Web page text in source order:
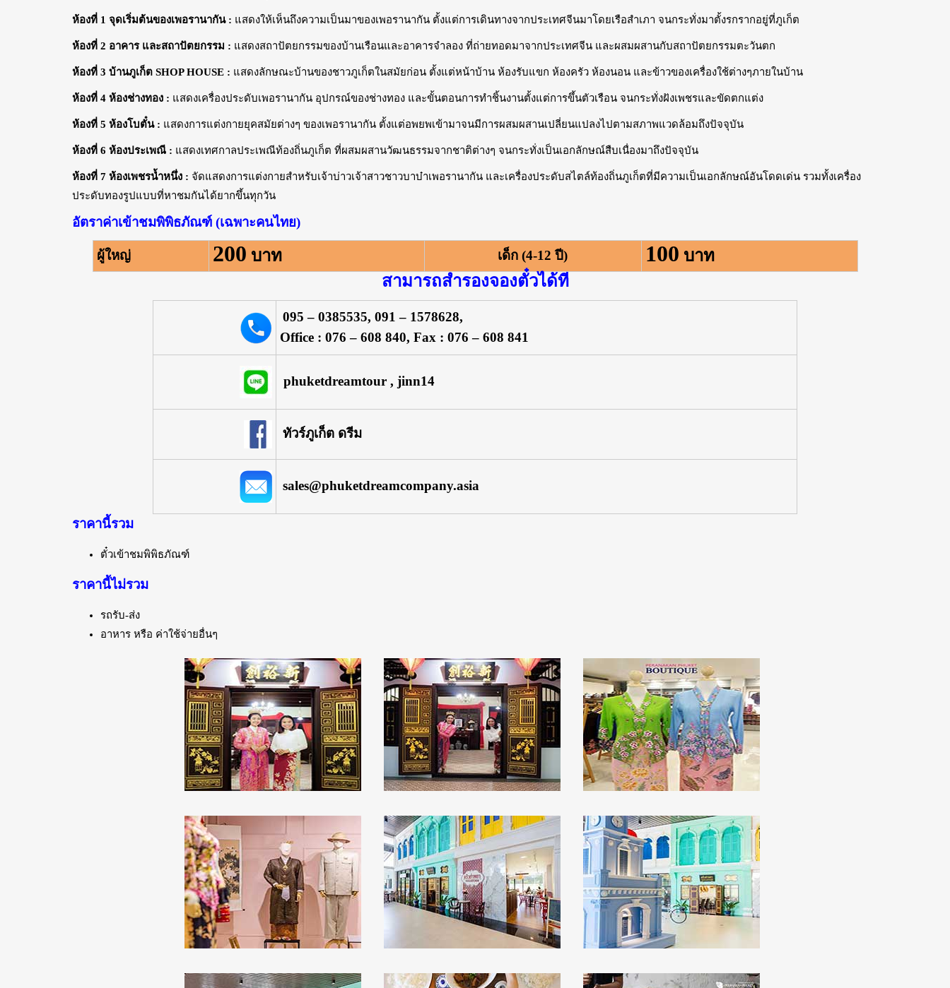
ห้องที่ 1 จุดเริ่มต้นของเพอรานากัน : แสดงให้เห็นถึงความเป็นมาของเพอรานากัน ตั้งแต่การเดินทางจากประเทศจีนมาโดยเรือสำเภา จนกระทั่งมาตั้งรกรากอยู่ที่ภูเก็ต
ห้องที่ 2 อาคาร และสถาปัตยกรรม : แสดงสถาปัตยกรรมของบ้านเรือนและอาคารจำลอง ที่ถ่ายทอดมาจากประเทศจีน และผสมผสานกับสถาปัตยกรรมตะวันตก
ห้องที่ 3 บ้านภูเก็ต SHOP HOUSE : แสดงลักษณะบ้านของชาวภูเก็ตในสมัยก่อน ตั้งแต่หน้าบ้าน ห้องรับแขก ห้องครัว ห้องนอน และข้าวของเครื่องใช้ต่างๆภายในบ้าน
ห้องที่ 4 ห้องช่างทอง : แสดงเครื่องประดับเพอรานากัน อุปกรณ์ของช่างทอง และขั้นตอนการทำชิ้นงานตั้งแต่การขึ้นตัวเรือน จนกระทั่งฝังเพชรและขัดตกแต่ง
ห้องที่ 5 ห้องโบตั๋น : แสดงการแต่งกายยุคสมัยต่างๆ ของเพอรานากัน ตั้งแต่อพยพเข้ามาจนมีการผสมผสานเปลี่ยนแปลงไปตามสภาพแวดล้อมถึงปัจจุบัน
ห้องที่ 6 ห้องประเพณี : แสดงเทศกาลประเพณีท้องถิ่นภูเก็ต ที่ผสมผสานวัฒนธรรมจากชาติต่างๆ จนกระทั่งเป็นเอกลักษณ์สืบเนื่องมาถึงปัจจุบัน
ห้องที่ 7 ห้องเพชรน้ำหนึ่ง : จัดแสดงการแต่งกายสำหรับเจ้าบ่าวเจ้าสาวชาวบาบ๋าเพอรานากัน และเครื่องประดับสไตล์ท้องถิ่นภูเก็ตที่มีความเป็นเอกลักษณ์อันโดดเด่น รวมทั้งเครื่อง
ประดับทองรูปแบบที่หาชมกันได้ยากขึ้นทุกวัน
อัตราค่าเข้าชมพิพิธภัณฑ์ (เฉพาะคนไทย)
ผู้ใหญ่ 200 บาท เด็ก (4-12 ปี) 100 บาท
สามารถสำรองจองตั๋วได้ที
095 – 0385535, 091 – 1578628,
Office : 076 – 608 840, Fax : 076 – 608 841
phuketdreamtour , jinn14
ทัวร์ภูเก็ต ดรีม
sales@phuketdreamcompany.asia
ราคานี้รวม
ตั๋วเข้าชมพิพิธภัณฑ์
ราคานี้ไม่รวม
รถรับ-ส่ง
อาหาร หรือ ค่าใช้จ่ายอื่นๆ